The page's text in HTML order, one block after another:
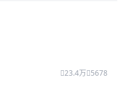
23.4万 5678